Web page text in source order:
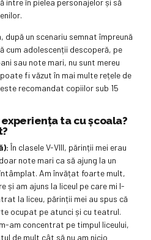
intre în pielea personajelor și să
după un scenariu semnat împreună
cum adolescenții descoperă, pe
sau note mari, nu sunt mereu
fi văzut în mai multe rețele de
recomandat copiilor sub 15
ta cu școala?
În clasele V-VIII, părinții mei erau
note mari ca să ajung la un
Am învățat foarte mult,
și am ajuns la liceul pe care mi l-
la liceu, părinții mei au spus că
ocupat pe atunci și cu teatrul.
am concentrat pe timpul liceului,
de mult cât să nu am nicio